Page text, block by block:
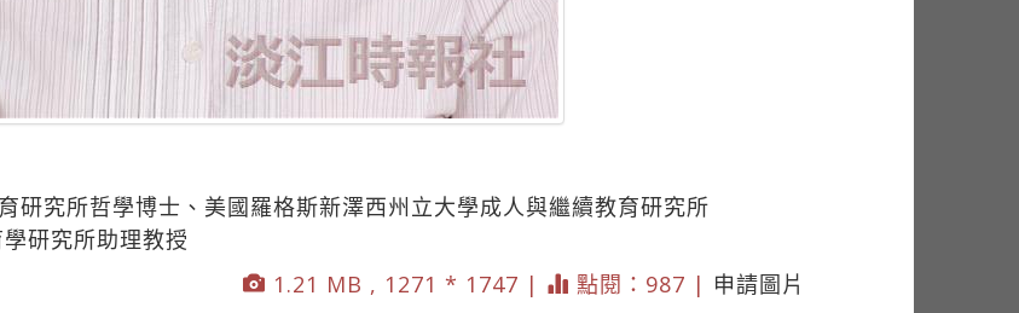
研究所哲學博士、美國羅格斯新澤西州立大學成人與繼續教育研究所
研究所助理教授
1.21 MB , 1271 * 1747 |
點閱：987 | 申請圖片